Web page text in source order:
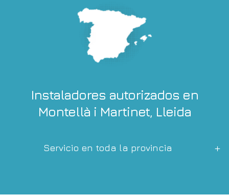
Instaladores autorizados en
Montellà i Martinet, Lleida
Servicio en toda la provincia